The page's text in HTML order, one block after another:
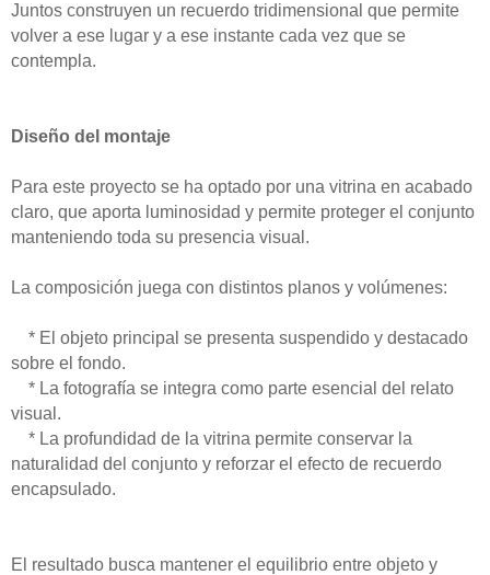
Juntos construyen un recuerdo tridimensional que permite
volver a ese lugar y a ese instante cada vez que se
contempla.
Diseño del montaje
Para este proyecto se ha optado por una vitrina en acabado
claro, que aporta luminosidad y permite proteger el conjunto
manteniendo toda su presencia visual.
La composición juega con distintos planos y volúmenes:
* El objeto principal se presenta suspendido y destacado
sobre el fondo.
* La fotografía se integra como parte esencial del relato
visual.
* La profundidad de la vitrina permite conservar la
naturalidad del conjunto y reforzar el efecto de recuerdo
encapsulado.
El resultado busca mantener el equilibrio entre objeto y